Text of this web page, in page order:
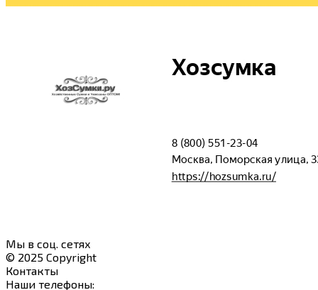
Мы в соц. сетях
© 2025 Copyright
Контакты
Наши телефоны: